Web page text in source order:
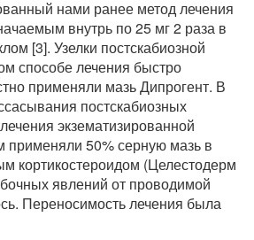
нами ранее метод лечения
внутрь по 25 мг 2 раза в
[3]. Узелки постскабиозной
способе лечения быстро
применяли мазь Дипрогент. В
постскабиозных
экзематизированной
применяли 50% серную мазь в
кортикостероидом (Целестодерм
явлений от проводимой
Переносимость лечения была